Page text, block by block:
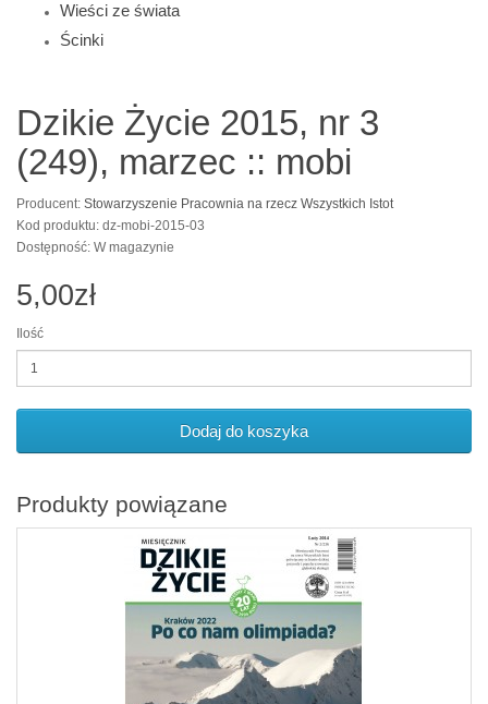
Wieści ze świata
Ścinki
Dzikie Życie 2015, nr 3
(249), marzec :: mobi
Producent: Stowarzyszenie Pracownia na rzecz Wszystkich Istot
Kod produktu: dz-mobi-2015-03
Dostępność: W magazynie
5,00zł
Ilość
Dodaj do koszyka
Produkty powiązane